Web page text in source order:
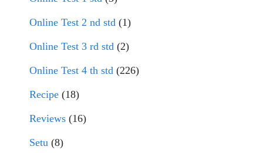
Online Test 2 nd std (1)
Online Test 3 rd std (2)
Online Test 4 th std (226)
Recipe (18)
Reviews (16)
Setu (8)